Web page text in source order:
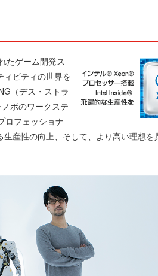
たゲーム開発ス
ィビティの世界を
（デス・ストラ
ボのワークステ
ロフェッショナ
産性の向上、そして、より高い理想を